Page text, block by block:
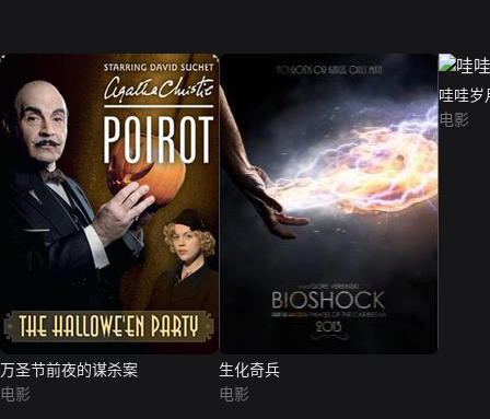
万圣节前夜的谋杀案
电影
生化奇兵
电影
哇哇岁
电影